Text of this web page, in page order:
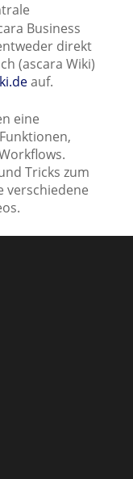
Business
direkt
(ascara Wiki)
auf.
eine
Tricks zum
verschiedene